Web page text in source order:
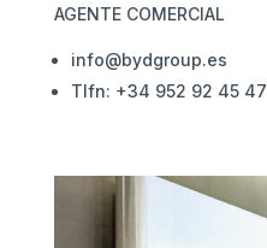
AGENTE COMERCIAL
info@bydgroup.es
Tlfn: +34 952 92 45 47